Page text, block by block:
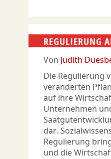
REGULIERUNG
Von Judith
Die Regulierung
veränderten
auf ihre
Unternehmen
dar.
Regulierung
und die